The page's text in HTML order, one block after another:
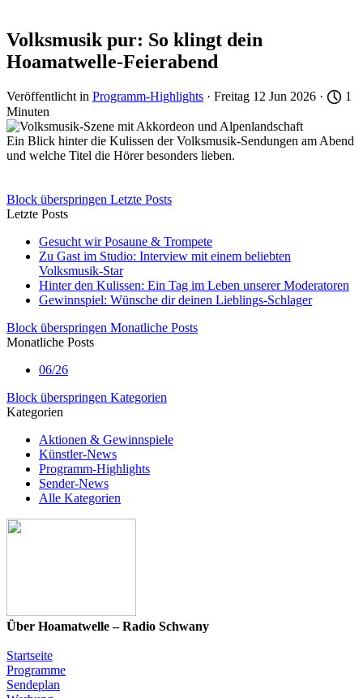
Volksmusik pur: So klingt dein
Hoamatwelle-Feierabend
Veröffentlicht in Programm-Highlights · Freitag 12 Jun 2026 ·
1
Minuten
Ein Blick hinter die Kulissen der Volksmusik-Sendungen am Abend
und welche Titel die Hörer besonders lieben.
Block überspringen Letzte Posts
Letzte Posts
Gesucht wir Posaune & Trompete
Zu Gast im Studio: Interview mit einem beliebten
Volksmusik-Star
Hinter den Kulissen: Ein Tag im Leben unserer Moderatoren
Gewinnspiel: Wünsche dir deinen Lieblings-Schlager
Block überspringen Monatliche Posts
Monatliche Posts
06/26
Block überspringen Kategorien
Kategorien
Aktionen & Gewinnspiele
Künstler-News
Programm-Highlights
Sender-News
Alle Kategorien
Über Hoamatwelle – Radio Schwany
Startseite
Programme
Sendeplan